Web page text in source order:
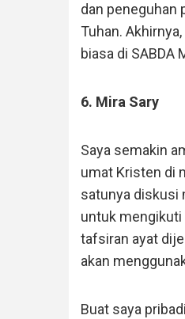
dan peneguhan
Tuhan.
biasa di SABDA
6. Mira Sary
Saya semakin
umat Kristen di
satunya diskusi
untuk mengikuti
tafsiran ayat
akan
Buat saya